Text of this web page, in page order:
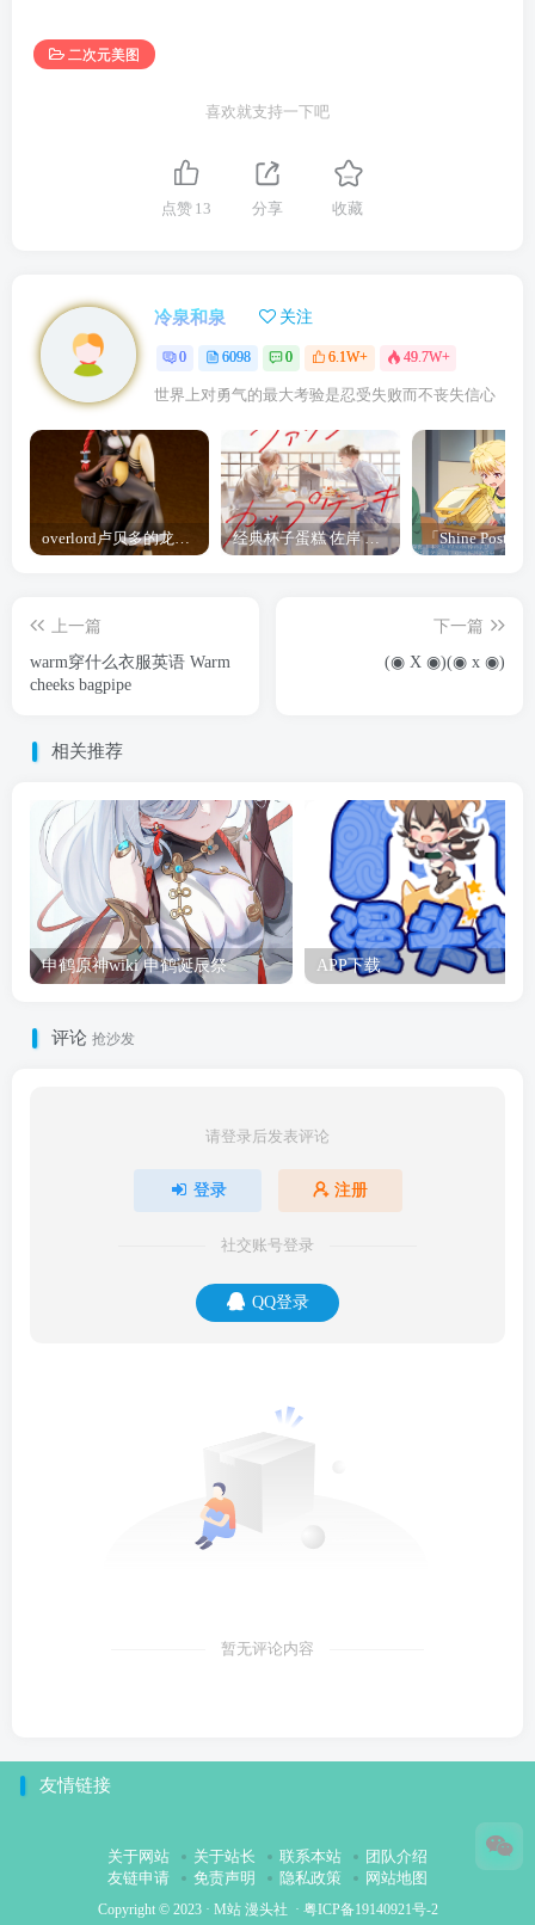
二次元美图
喜欢就支持一下吧
点赞 13 分享 收藏
冷泉和泉 关注
0 6098 0 6.1W+ 49.7W+
世界上对勇气的最大考验是忍受失败而不丧失信心
overlord卢贝多的龙王谁厉害 「Overlord」露普斯蕾琪娜·贝塔手办开订 经典杯子蛋糕 佐岸 漫画「经典杯子蛋糕」宣布真人日剧化
上一篇
warm穿什么衣服英语 Warm
cheeks bagpipe
下一篇
(◉ X ◉)(◉ x ◉)
相关推荐
申鹤原神wiki 申鹤诞辰祭 APP下载
评论 抢沙发
请登录后发表评论
登录 注册
社交账号登录
QQ登录
暂无评论内容
友情链接
关于网站 关于站长 联系本站
团队介绍
友链申请
免责声明 隐私政策 网站地图
Copyright © 2023 · M站 漫头社 · 粤ICP备19140921号-2